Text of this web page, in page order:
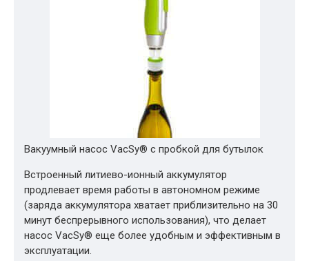
Вакуумный насос VacSy® с пробкой для бутылок
Встроенный литиево-ионный аккумулятор
продлевает время работы в автономном режиме
(заряда аккумулятора хватает приблизительно на 30
минут беспрерывного использования), что делает
насос VacSy® еще более удобным и эффективным в
эксплуатации.